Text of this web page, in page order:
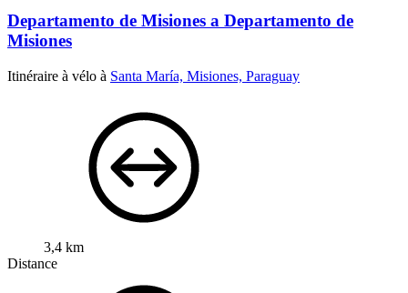
Departamento de Misiones a Departamento de
Misiones
Itinéraire à vélo à Santa María, Misiones, Paraguay
3,4 km
Distance